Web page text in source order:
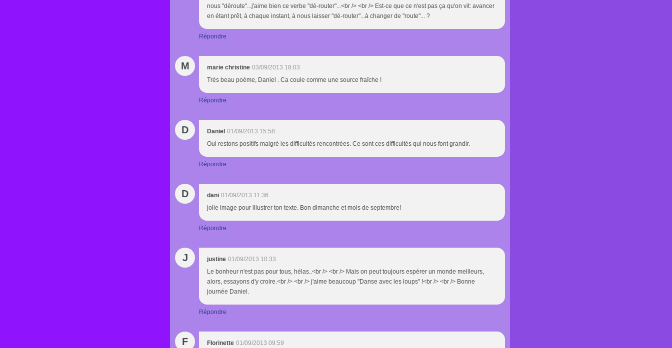
nous "déroute"...j'aime bien ce verbe "dé-router"...<br /> <br /> Est-ce que ce n'est pas ça qu'on vit: avancer
en étant prêt, à chaque instant, à nous laisser "dé-router"...à changer de "route"... ?
Répondre
M marie christine 03/09/2013 18:03
Très beau poème, Daniel . Ca coule comme une source fraîche !
Répondre
D Daniel 01/09/2013 15:58
Oui restons positifs malgré les difficultés rencontrées. Ce sont ces difficultés qui nous font grandir.
Répondre
D dani 01/09/2013 11:36
jolie image pour illustrer ton texte. Bon dimanche et mois de septembre!
Répondre
J justine 01/09/2013 10:33
Le bonheur n'est pas pour tous, hélas..<br /> <br /> Mais on peut toujours espérer un monde meilleurs,
alors, essayons d'y croire.<br /> <br /> j'aime beaucoup "Danse avec les loups" !<br /> <br /> Bonne
journée Daniel.
Répondre
F Florinette 01/09/2013 09:59